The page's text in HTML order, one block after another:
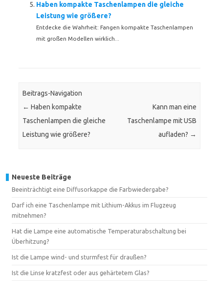
Haben kompakte Taschenlampen die gleiche
Leistung wie größere?
Entdecke die Wahrheit: Fangen kompakte Taschenlampen
mit großen Modellen wirklich...
Beitrags-Navigation
← Haben kompakte
Taschenlampen die gleiche
Leistung wie größere?
Kann man eine
Taschenlampe mit USB
aufladen? →
Neueste Beiträge
Beeinträchtigt eine Diffusorkappe die Farbwiedergabe?
Darf ich eine Taschenlampe mit Lithium-Akkus im Flugzeug
mitnehmen?
Hat die Lampe eine automatische Temperaturabschaltung bei
Überhitzung?
Ist die Lampe wind- und sturmfest für draußen?
Ist die Linse kratzfest oder aus gehärtetem Glas?